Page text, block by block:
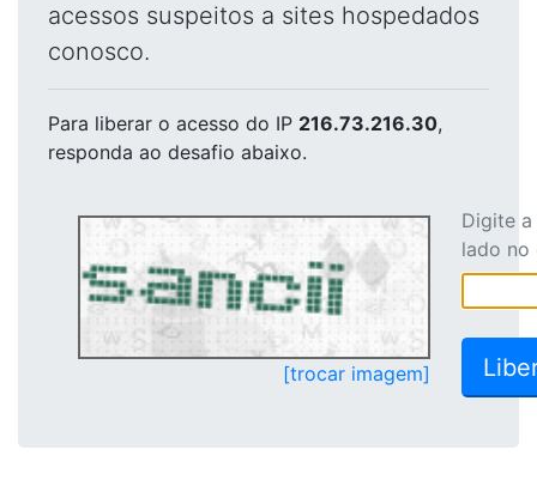
acessos suspeitos a sites hospedados
conosco.
Para liberar o acesso do IP 216.73.216.30,
responda ao desafio abaixo.
[trocar imagem]
Digite
lado no